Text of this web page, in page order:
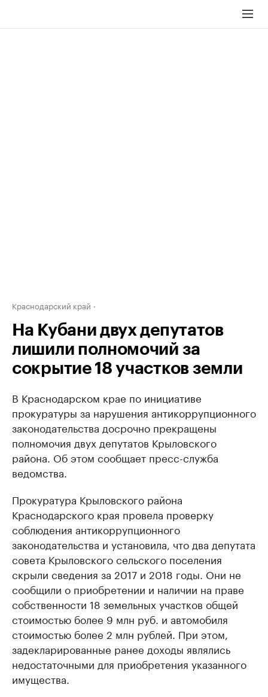
Краснодарский край
На Кубани двух депутатов
лишили полномочий за
сокрытие 18 участков земли
В Краснодарском крае по инициативе
прокуратуры за нарушения антикоррупционного
законодательства досрочно прекращены
полномочия двух депутатов Крыловского
района. Об этом сообщает пресс-служба
ведомства.
Прокуратура Крыловского района
Краснодарского края провела проверку
соблюдения антикоррупционного
законодательства и установила, что два депутата
совета Крыловского сельского поселения
скрыли сведения за 2017 и 2018 годы. Они не
сообщили о приобретении и наличии на праве
собственности 18 земельных участков общей
стоимостью более 9 млн руб. и автомобиля
стоимостью более 2 млн рублей. При этом,
задекларированные ранее доходы являлись
недостаточными для приобретения указанного
имущества.